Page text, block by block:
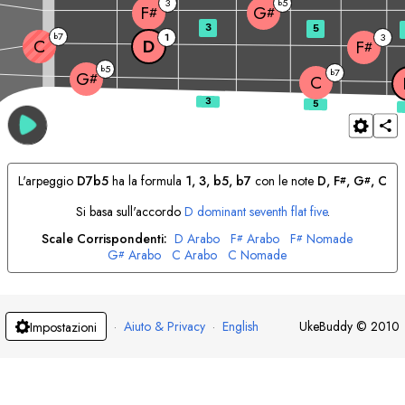
G#
b5
C b7
C b7 D 1 F# 3
F# G#
3 5
L'arpeggio D7b5 ha la formula 1, 3, b5, b7 con le note D, F#, G#, C
Si basa sull'accordo D dominant seventh flat five.
Scale Corrispondenti: D Arabo F# Arabo F# Nomade
G# Arabo C Arabo C Nomade
Impostazioni · Aiuto & Privacy · English UkeBuddy © 2010